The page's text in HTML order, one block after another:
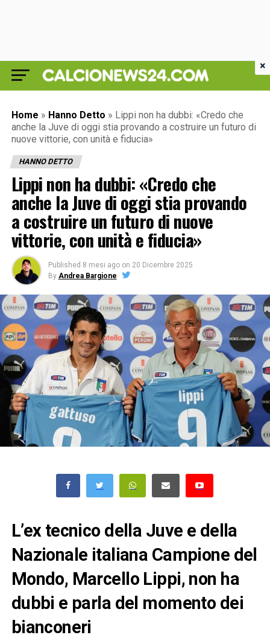
Home » Hanno Detto » Lippi non ha dubbi: «Credo che
anche la Juve di oggi stia provando a costruire un futuro di
nuove vittorie, con unità e fiducia»
HANNO DETTO
Lippi non ha dubbi: «Credo che
anche la Juve di oggi stia provando
a costruire un futuro di nuove
vittorie, con unità e fiducia»
Published 8 mesi ago on 20 Dicembre 2025
By Andrea Bargione
L’ex tecnico della Juve e della
Nazionale italiana Campione del
Mondo, Marcello Lippi, non ha
dubbi e parla del momento dei
bianconeri
×